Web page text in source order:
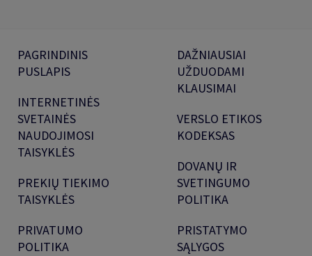
PAGRINDINIS
PUSLAPIS
INTERNETINĖS
SVETAINĖS
NAUDOJIMOSI
TAISYKLĖS
PREKIŲ TIEKIMO
TAISYKLĖS
PRIVATUMO
POLITIKA
DAŽNIAUSIAI
UŽDUODAMI
KLAUSIMAI
VERSLO ETIKOS
KODEKSAS
DOVANŲ IR
SVETINGUMO
POLITIKA
PRISTATYMO
SĄLYGOS